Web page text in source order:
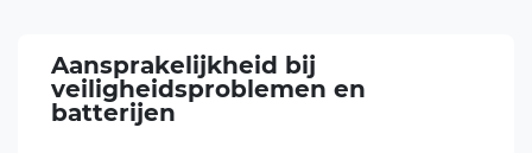
Aansprakelijkheid bij
veiligheidsproblemen en
batterijen